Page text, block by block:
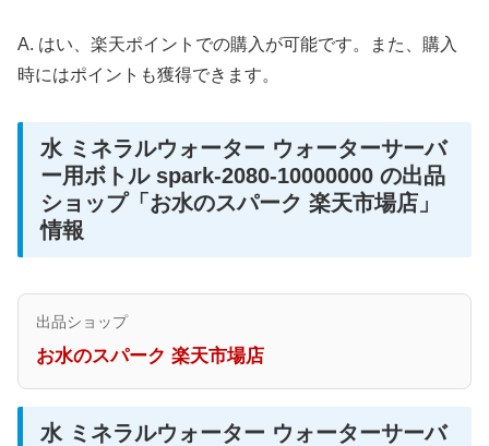
A. はい、楽天ポイントでの購入が可能です。また、購入
時にはポイントも獲得できます。
水 ミネラルウォーター ウォーターサーバ
ー用ボトル spark-2080-10000000 の出品
ショップ「お水のスパーク 楽天市場店」
情報
出品ショップ
お水のスパーク 楽天市場店
水 ミネラルウォーター ウォーターサーバ